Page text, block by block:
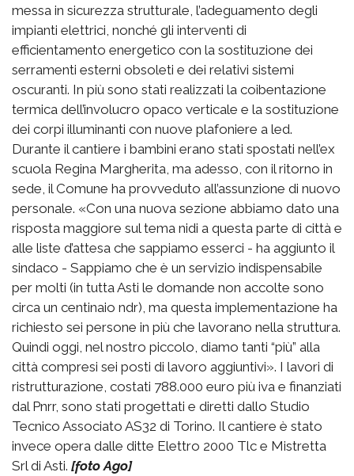
messa in sicurezza strutturale, l’adeguamento degli
impianti elettrici, nonché gli interventi di
efficientamento energetico con la sostituzione dei
serramenti esterni obsoleti e dei relativi sistemi
oscuranti. In più sono stati realizzati la coibentazione
termica dell’involucro opaco verticale e la sostituzione
dei corpi illuminanti con nuove plafoniere a led.
Durante il cantiere i bambini erano stati spostati nell’ex
scuola Regina Margherita, ma adesso, con il ritorno in
sede, il Comune ha provveduto all’assunzione di nuovo
personale. «Con una nuova sezione abbiamo dato una
risposta maggiore sul tema nidi a questa parte di città e
alle liste d’attesa che sappiamo esserci - ha aggiunto il
sindaco - Sappiamo che è un servizio indispensabile
per molti (in tutta Asti le domande non accolte sono
circa un centinaio ndr), ma questa implementazione ha
richiesto sei persone in più che lavorano nella struttura.
Quindi oggi, nel nostro piccolo, diamo tanti “più” alla
città compresi sei posti di lavoro aggiuntivi». I lavori di
ristrutturazione, costati 788.000 euro più iva e finanziati
dal Pnrr, sono stati progettati e diretti dallo Studio
Tecnico Associato AS32 di Torino. Il cantiere è stato
invece opera dalle ditte Elettro 2000 Tlc e Mistretta
Srl di Asti. [foto Ago]